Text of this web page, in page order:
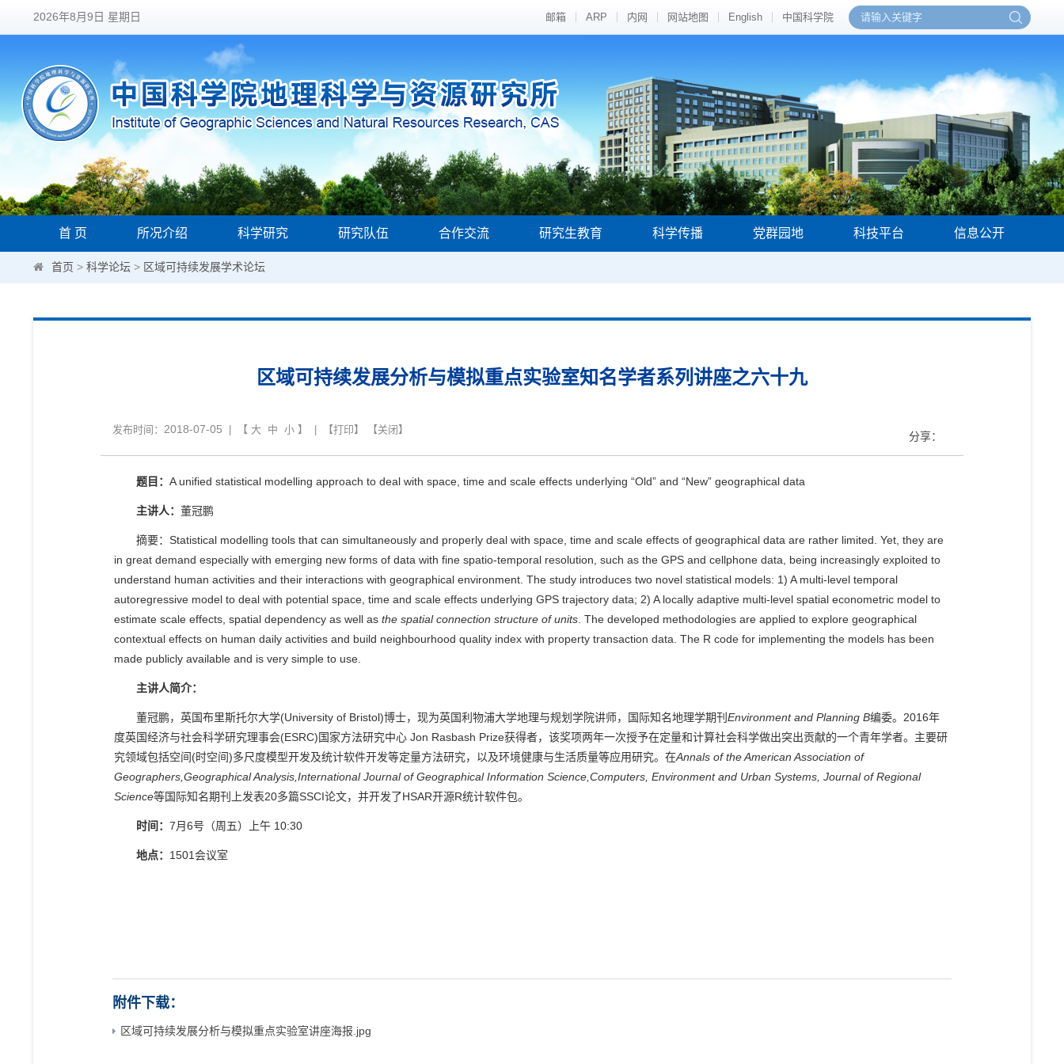
2026年8月9日 星期日 邮箱 ARP 内网 网站地图 English 中国科学院
首 页 所况介绍 科学研究 研究队伍 合作交流 研究生教育 科学传播 党群园地 科技平台 信息公开
首页 > 科学论坛 > 区域可持续发展学术论坛
区域可持续发展分析与模拟重点实验室知名学者系列讲座之六十九
发布时间： 2018-07-05 | 【 大 中 小 】 | 【打印】 【关闭 】
分享：
题目： A unified statistical modelling approach to deal with space, time and scale effects underlying “Old” and “New” geographical data
主讲人： 董冠鹏
摘要： Statistical modelling tools that can simultaneously and properly deal with space, time and scale effects of geographical data are rather limited. Yet, they are
in great demand especially with emerging new forms of data with fine spatio-temporal resolution, such as the GPS and cellphone data, being increasingly exploited to
understand human activities and their interactions with geographical environment. The study introduces two novel statistical models: 1) A multi-level temporal
autoregressive model to deal with potential space, time and scale effects underlying GPS trajectory data; 2) A locally adaptive multi-level spatial econometric model to
estimate scale effects, spatial dependency as well as the spatial connection structure of units . The developed methodologies are applied to explore geographical
contextual effects on human daily activities and build neighbourhood quality index with property transaction data. The R code for implementing the models has been
made publicly available and is very simple to use.
主讲人简介：
董冠鹏，英国布里斯托尔大学(University of Bristol)博士，现为英国利物浦大学地理与规划学院讲师，国际知名地理学期刊 Environment and Planning B编委。 2016年
度英国经济与社会科学研究理事会(ESRC)国家方法研究中心 Jon Rasbash Prize获得者，该奖项两年一次授予在定量和计算社会科学做出突出贡献的一个青年学者。主要研
究领域包括空间(时空间)多尺度模型开发及统计软件开发等定量方法研究，以及环境健康与生活质量等应用研究。在Annals of the American Association of
Geographers,Geographical Analysis,International Journal of Geographical Information Science,Computers, Environment and Urban Systems, Journal of Regional
Science等国际知名期刊上发表20多篇SSCI论文，并开发了HSAR开源R统计软件包。
时间： 7月6号（周五）上午 10:30
地点： 1501会议室
附件下载：
区域可持续发展分析与模拟重点实验室讲座海报.jpg